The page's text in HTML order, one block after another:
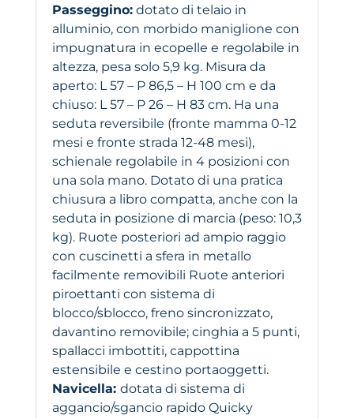
Passeggino: dotato di telaio in
alluminio, con morbido maniglione con
impugnatura in ecopelle e regolabile in
altezza, pesa solo 5,9 kg. Misura da
aperto: L 57 – P 86,5 – H 100 cm e da
chiuso: L 57 – P 26 – H 83 cm. Ha una
seduta reversibile (fronte mamma 0-12
mesi e fronte strada 12-48 mesi),
schienale regolabile in 4 posizioni con
una sola mano. Dotato di una pratica
chiusura a libro compatta, anche con la
seduta in posizione di marcia (peso: 10,3
kg). Ruote posteriori ad ampio raggio
con cuscinetti a sfera in metallo
facilmente removibili Ruote anteriori
piroettanti con sistema di
blocco/sblocco, freno sincronizzato,
davantino removibile; cinghia a 5 punti,
spallacci imbottiti, cappottina
estensibile e cestino portaoggetti.
Navicella: dotata di sistema di
aggancio/sgancio rapido Quicky